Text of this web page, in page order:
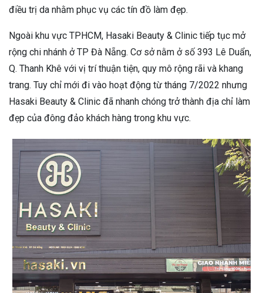
điều trị da nhằm phục vụ các tín đồ làm đẹp.
Ngoài khu vực TPHCM, Hasaki Beauty & Clinic tiếp tục mở
rộng chi nhánh ở TP Đà Nẵng. Cơ sở nằm ở số 393 Lê Duẩn,
Q. Thanh Khê với vị trí thuận tiện, quy mô rộng rãi và khang
trang. Tuy chỉ mới đi vào hoạt động từ tháng 7/2022 nhưng
Hasaki Beauty & Clinic đã nhanh chóng trở thành địa chỉ làm
đẹp của đông đảo khách hàng trong khu vực.